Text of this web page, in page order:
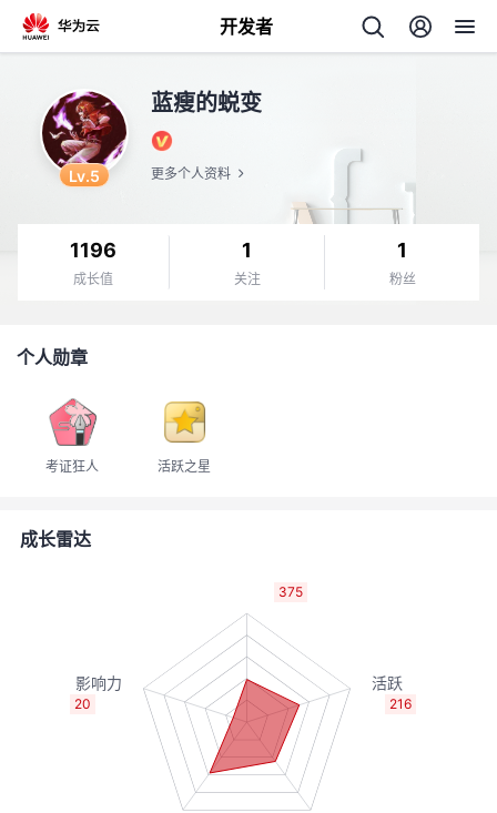
开发者
者
Lv.5
蓝瘦的蜕变
更多个人资料
1196
成长值
1
关注
1
粉丝
个人勋章
考证狂人 活跃之星
成长雷达
375
216
20